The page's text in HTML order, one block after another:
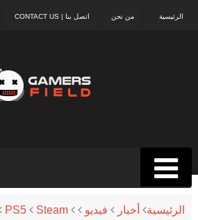
اتصل بنا | CONTACT US من نحن الرئيسية
الرئيسية أخبار فيديو PS5
Steam